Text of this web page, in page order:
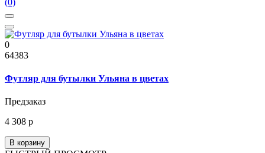
0
64383
Футляр для бутылки Ульяна в цветах
Предзаказ
4 308 р
В корзину